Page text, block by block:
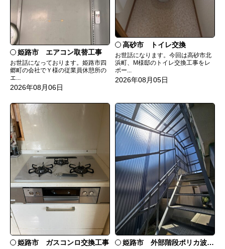
姫路市 エアコン取替工事
お世話になっております。姫路市四
郷町の会社でＹ様の従業員休憩所の
エ...
2026年08月06日
高砂市 トイレ交換
お世話になります。今回は高砂市北
浜町、M様邸のトイレ交換工事をレ
ポー...
2026年08月05日
姫路市 ガスコンロ交換工事 姫路市 外部階段ポリカ波板張替工事